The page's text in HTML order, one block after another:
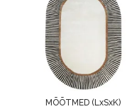
MÕÕTMED (LxSxK)